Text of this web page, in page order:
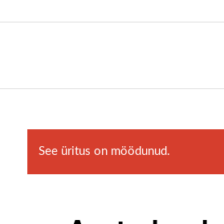
See üritus on möödunud.